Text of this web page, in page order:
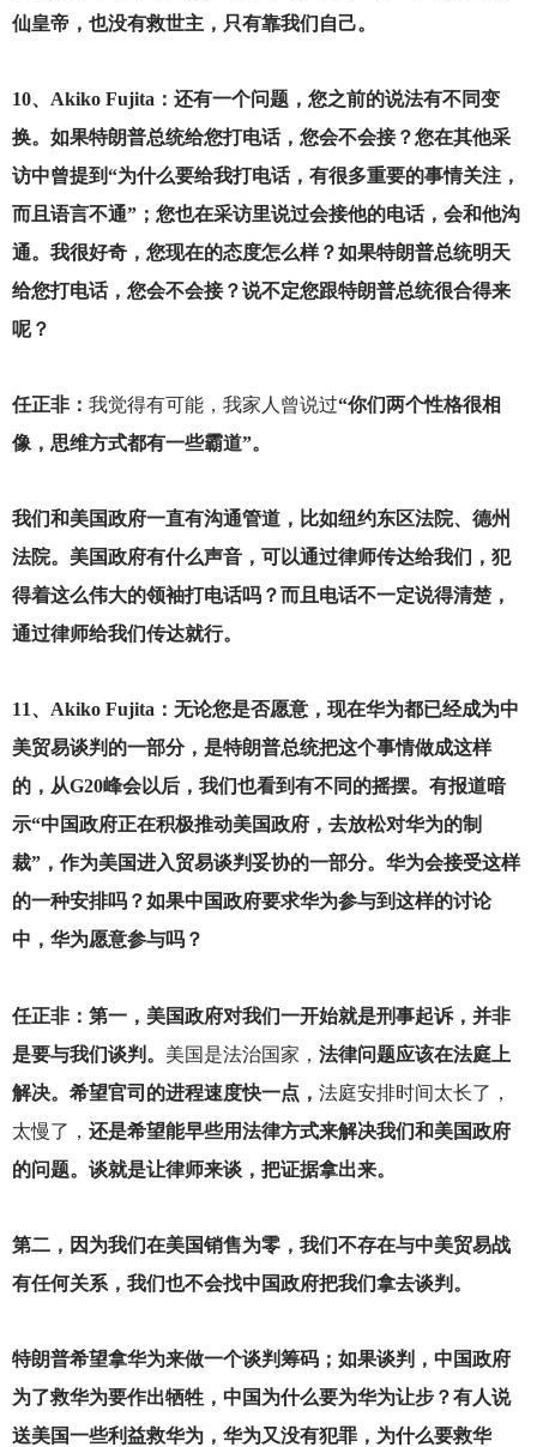
仙皇帝，也没有救世主，只有靠我们自己。
10、Akiko Fujita：还有一个问题，您之前的说法有不同变
换。如果特朗普总统给您打电话，您会不会接？您在其他采
访中曾提到“为什么要给我打电话，有很多重要的事情关注，
而且语言不通”；您也在采访里说过会接他的电话，会和他沟
通。我很好奇，您现在的态度怎么样？如果特朗普总统明天
给您打电话，您会不会接？说不定您跟特朗普总统很合得来
呢？
任正非： 我觉得有可能，我家人曾说过“你们两个性格很相
像，思维方式都有一些霸道”。
我们和美国政府一直有沟通管道，比如纽约东区法院、德州
法院。美国政府有什么声音，可以通过律师传达给我们，犯
得着这么伟大的领袖打电话吗？而且电话不一定说得清楚，
通过律师给我们传达就行。
11、Akiko Fujita：无论您是否愿意，现在华为都已经成为中
美贸易谈判的一部分，是特朗普总统把这个事情做成这样
的，从G20峰会以后，我们也看到有不同的摇摆。有报道暗
示“中国政府正在积极推动美国政府，去放松对华为的制
裁”，作为美国进入贸易谈判妥协的一部分。华为会接受这样
的一种安排吗？如果中国政府要求华为参与到这样的讨论
中，华为愿意参与吗？
任正非：第一，美国政府对我们一开始就是刑事起诉，并非
是要与我们谈判。 美国是法治国家， 法律问题应该在法庭上
解决。希望官司的进程速度快一点， 法庭安排时间太长了，
太慢了， 还是希望能早些用法律方式来解决我们和美国政府
的问题。谈就是让律师来谈，把证据拿出来。
第二，因为我们在美国销售为零，我们不存在与中美贸易战
有任何关系，我们也不会找中国政府把我们拿去谈判。
特朗普希望拿华为来做一个谈判筹码；如果谈判，中国政府
为了救华为要作出牺牲，中国为什么要为华为让步？有人说
送美国一些利益救华为，华为又没有犯罪，为什么要救华